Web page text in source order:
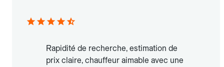
Rapidité de recherche, estimation de
prix claire, chauffeur aimable avec une